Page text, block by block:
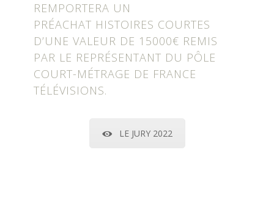
REMPORTERA UN
PRÉACHAT HISTOIRES COURTES
D’UNE VALEUR DE 15000€ REMIS
PAR LE REPRÉSENTANT DU PÔLE
COURT-MÉTRAGE DE FRANCE
TÉLÉVISIONS.
LE JURY 2022